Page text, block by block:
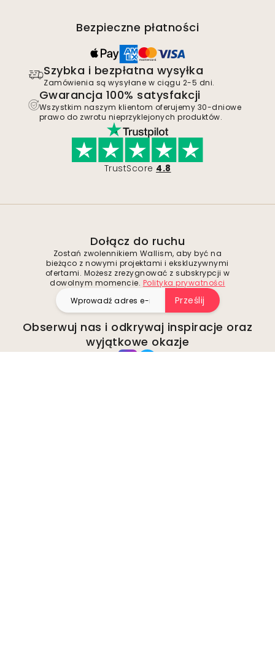
Bezpieczne płatności
Szybka i bezpłatna wysyłka
Zamówienia są wysyłane w ciągu 2-5 dni.
Gwarancja 100% satysfakcji
Wszystkim naszym klientom oferujemy 30-dniowe
prawo do zwrotu nieprzyklejonych produktów.
TrustScore 4.8
Dołącz do ruchu
Zostań zwolennikiem Wallism, aby być na
bieżąco z nowymi projektami i ekskluzywnymi
ofertami. Możesz zrezygnować z subskrypcji w
dowolnym momencie. Polityka prywatności
Prześlij
Obserwuj nas i odkrywaj inspiracje oraz
wyjątkowe okazje